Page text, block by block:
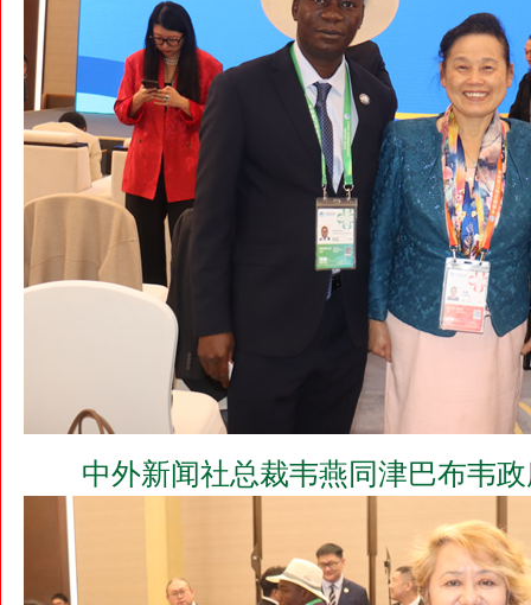
中外新闻社总裁韦燕同津巴布韦